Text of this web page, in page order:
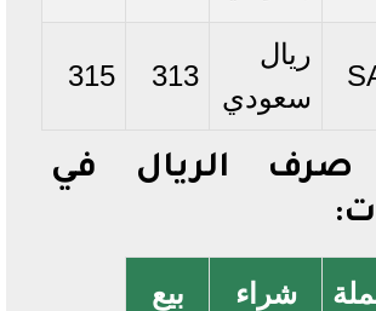
ريال
سعودي
313
315
صرف الريال في
شراء بيع